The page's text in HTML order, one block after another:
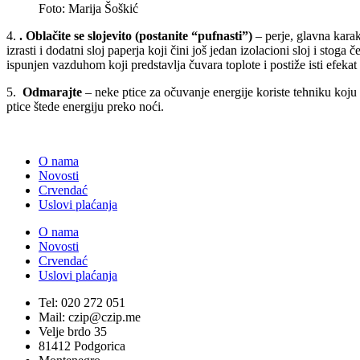
Foto: Marija Šoškić
4. . Oblačite se slojevito (postanite “pufnasti”) – perje, glavna
izrasti i dodatni sloj paperja koji čini još jedan izolacioni sloj i stoga
ispunjen vazduhom koji predstavlja čuvara toplote i postiže isti
5. Odmarajte – neke ptice za očuvanje energije koriste tehniku
ptice štede energiju preko noći.
O nama
Novosti
Crvendać
Uslovi plaćanja
O nama
Novosti
Crvendać
Uslovi plaćanja
Tel: 020 272 051
Mail: czip@czip.me
Velje brdo 35
81412 Podgorica